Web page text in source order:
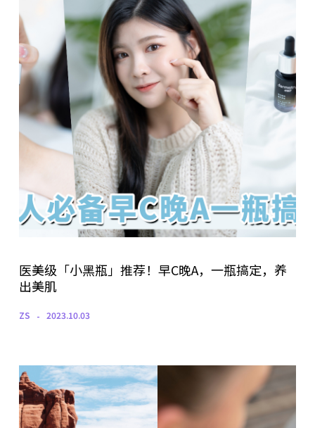
医美级「小黑瓶」推荐！早C晚A，一瓶搞定，养
出美肌
ZS 2023.10.03